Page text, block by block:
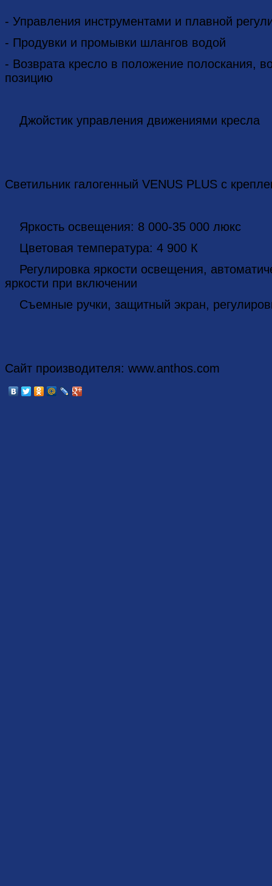
- Управления инструментами и плавной
- Продувки и промывки шлангов водой
- Возврата кресло в положение полоскания,
позицию
Джойстик управления движениями кресла
Светильник галогенный VENUS PLUS c
Яркость освещения: 8 000-35 000 люкс
Цветовая температура: 4 900 К
Регулировка яркости освещения,
яркости при включении
Съемные ручки, защитный экран,
Сайт производителя: www.anthos.com